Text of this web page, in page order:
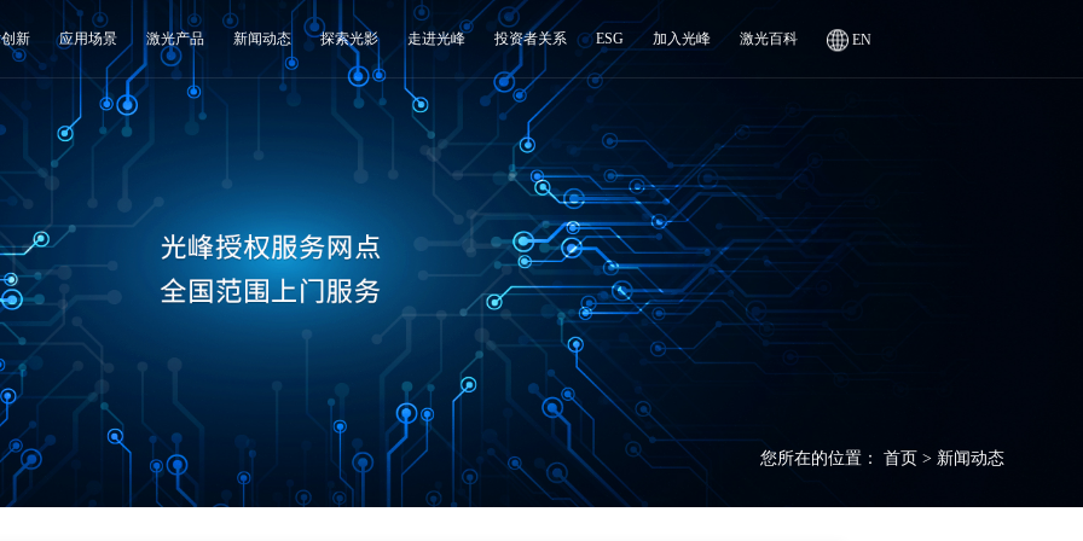
新 应用场景 激光产品 新闻动态 探索光影 走进光峰 投资者关系 ESG 加入光峰 激光百科 EN
您所在的位置： 首页 > 新闻动态